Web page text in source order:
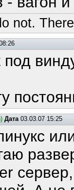
not.
Дата03.03.07 15:25